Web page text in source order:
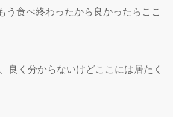
う食べ終わったから良かったらここ
良く分からないけどここには居たく